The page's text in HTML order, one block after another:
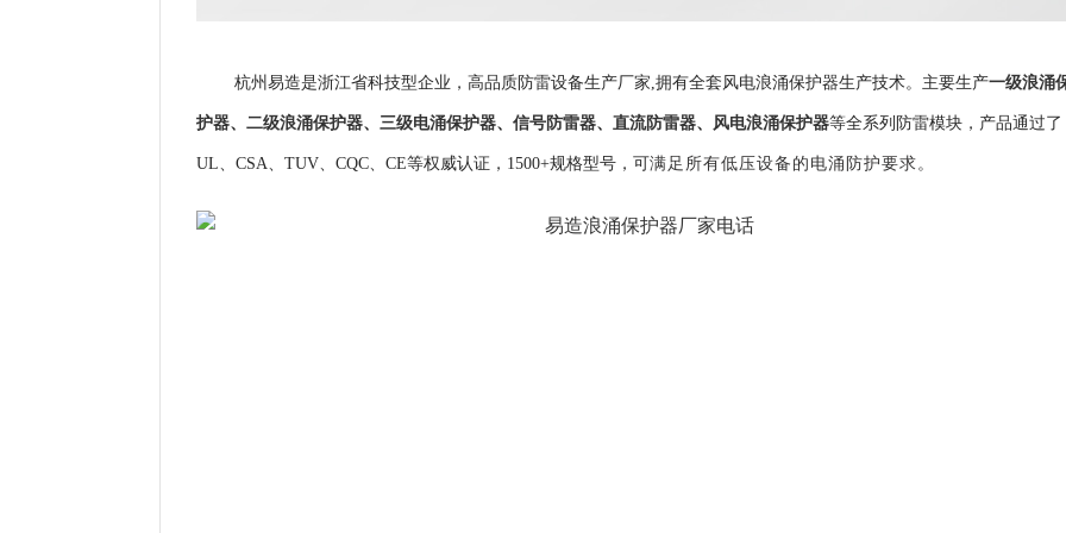
杭州易造是浙江省科技型企业，高品质防雷设备生产厂家,拥有全套风电浪涌保护器生产技术。主要生产一级浪涌
护器、二级浪涌保护器、三级电涌保护器、信号防雷器、直流防雷器、 风电浪涌保护器等全系列防雷模块，产品通过了
UL、CSA、TUV、CQC、CE等权威认证， 1500+规格型号，可满足所有低压设备的电涌防护要求。